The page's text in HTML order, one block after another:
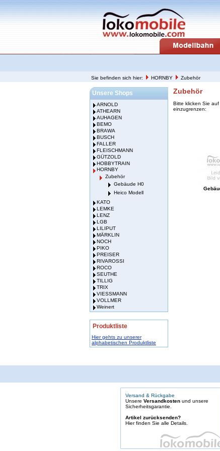
Sie befinden sich hier: HORNBY Zubehör
Unsere Shops
ARNOLD
ATHEARN
AUHAGEN
BEMO
BRAWA
BUSCH
FALLER
FLEISCHMANN
GÜTZOLD
HOBBYTRAIN
HORNBY
Zubehör
Gebäude H0
Heico Modell
KATO
LEMKE
LENZ
LGB
LILIPUT
MÄRKLIN
NOCH
PIKO
PREISER
RIVAROSSI
ROCO
SEUTHE
TILLIG
TRIX
VIESSMANN
VOLLMER
Weinert
Produktliste
Hier gehts zu unserer
alphabetischen Produktliste
Zubehör
Bitte klicken Sie
einzugrenzen:
Versand & Rückgabe
Unsere Versandkosten und unsere
Sicherheitsgarantie.
Artikel zurücksenden?
Hier finden Sie alle Details.